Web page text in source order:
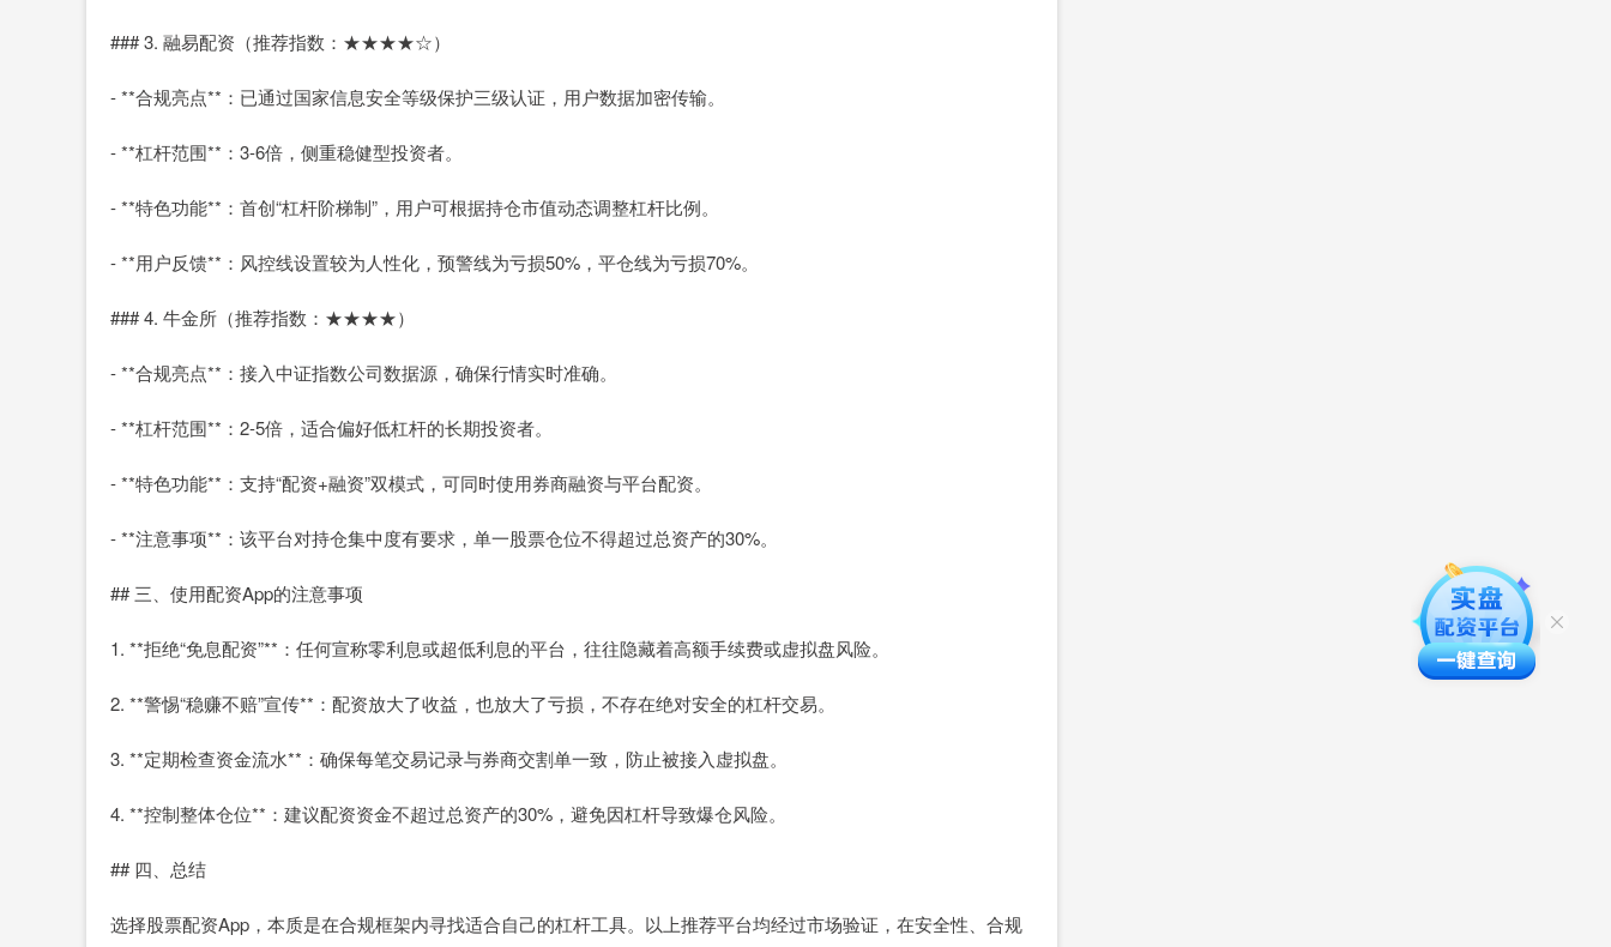
### 3. 融易配资（推荐指数：★★★★☆）
- **合规亮点**：已通过国家信息安全等级保护三级认证，用户数据加密传输。
- **杠杆范围**：3-6倍，侧重稳健型投资者。
- **特色功能**：首创“杠杆阶梯制”，用户可根据持仓市值动态调整杠杆比例。
- **用户反馈**：风控线设置较为人性化，预警线为亏损50%，平仓线为亏损70%。
### 4. 牛金所（推荐指数：★★★★）
- **合规亮点**：接入中证指数公司数据源，确保行情实时准确。
- **杠杆范围**：2-5倍，适合偏好低杠杆的长期投资者。
- **特色功能**：支持“配资+融资”双模式，可同时使用券商融资与平台配资。
- **注意事项**：该平台对持仓集中度有要求，单一股票仓位不得超过总资产的30%。
## 三、使用配资App的注意事项
1. **拒绝“免息配资”**：任何宣称零利息或超低利息的平台，往往隐藏着高额手续费或虚拟盘风险。
2. **警惕“稳赚不赔”宣传**：配资放大了收益，也放大了亏损，不存在绝对安全的杠杆交易。
3. **定期检查资金流水**：确保每笔交易记录与券商交割单一致，防止被接入虚拟盘。
4. **控制整体仓位**：建议配资资金不超过总资产的30%，避免因杠杆导致爆仓风险。
## 四、总结
选择股票配资App，本质是在合规框架内寻找适合自己的杠杆工具。以上推荐平台均经过市场验证，在安全性、合规